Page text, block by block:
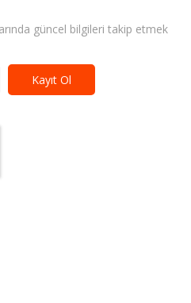
güncel bilgileri takip etmek